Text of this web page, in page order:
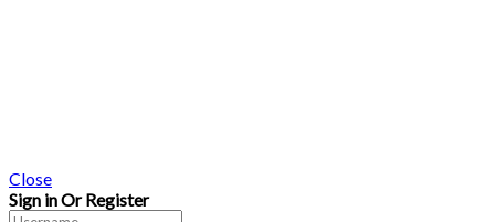
Close
Sign in Or Register